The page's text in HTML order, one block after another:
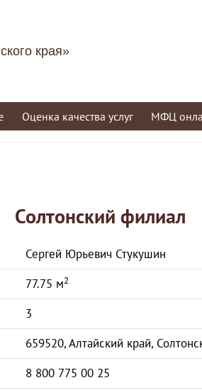
края»
Оценка качества услуг МФЦ
Солтонский филиал
Сергей Юрьевич Стукушин
77.75 м2
3
659520, Алтайский край,
8 800 775 00 25